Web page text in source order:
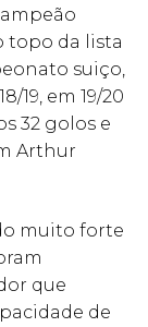
topo da lista
suiço,
19, em 19/20
32 golos e
Arthur
muito forte
que
de